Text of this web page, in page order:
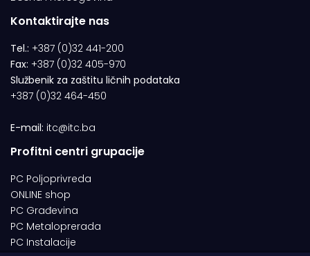
Kontaktirajte nas
Tel.: +387 (0)32 441-200
Fax: +387 (0)32 405-970
Službenik za zaštitu ličnih podataka
+387 (0)32 464-450
E-mail: itc@itc.ba
Profitni centri grupacije
PC Poljoprivreda
ONLINE shop
PC Građevina
PC Metaloprerada
PC Instalacije